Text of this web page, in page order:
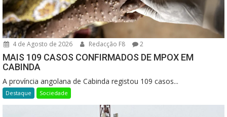
4 de Agosto de 2026 Redacção F8 2
MAIS 109 CASOS CONFIRMADOS DE MPOX EM
CABINDA
A província angolana de Cabinda registou 109 casos...
Destaque Sociedade